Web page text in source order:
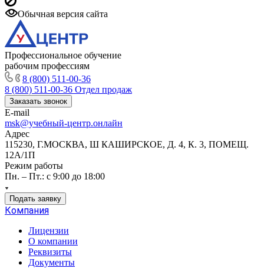
Обычная версия сайта
Профессиональное обучение
рабочим профессиям
8 (800) 511-00-36
8 (800) 511-00-36 Отдел продаж
Заказать звонок
E-mail
msk@учебный-центр.онлайн
Адрес
115230, Г.МОСКВА, Ш КАШИРСКОЕ, Д. 4, К. 3, ПОМЕЩ.
12А/1П
Режим работы
Пн. – Пт.: с 9:00 до 18:00
Подать заявку
Компания
Лицензии
О компании
Реквизиты
Документы